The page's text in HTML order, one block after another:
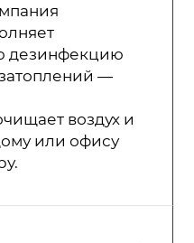
дезинфекцию
—
воздух и
или офису